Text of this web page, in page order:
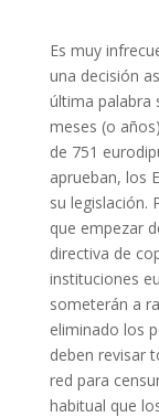
Es muy
una decisión
última palabra
meses (o
de 751
aprueban, los
su legislación.
que empezar
directiva de
instituciones
someterán a
eliminado los
deben revisar
red para
habitual que